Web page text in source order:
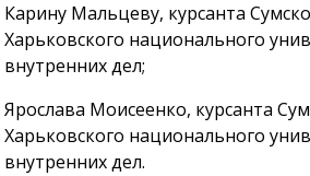
Карину Мальцеву, курсанта
Харьковского национального
внутренних дел;
Ярослава Моисеенко, курсанта
Харьковского национального
внутренних дел.